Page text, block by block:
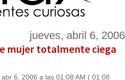
jueves, abril 6, 2006
mujer totalmente ciega
abr 6, 2006 a las 01:08 AM ( 01:08